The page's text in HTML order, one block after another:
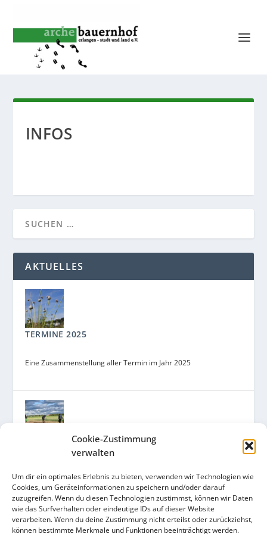
Cookie-Zustimmung
verwalten
Um dir ein optimales Erlebnis zu bieten, verwenden wir Technologien wie
Cookies, um Geräteinformationen zu speichern und/oder darauf
zuzugreifen. Wenn du diesen Technologien zustimmst, können wir Daten
wie das Surfverhalten oder eindeutige IDs auf dieser Website
verarbeiten. Wenn du deine Zustimmung nicht erteilst oder zurückziehst,
können bestimmte Merkmale und Funktionen beeinträchtigt werden.
INFOS
AKTUELLES
TERMINE 2025
Eine Zusammenstellung aller Termin im Jahr 2025
GEMEINSAM ACKERN FÜR MORGEN – URBAN
FARMING AUF DEM ZUKUNFTSACKER
Ein Kooperationsprojekt des Arche Bauernhofs und des
Umweltamts mit der Ackerpause, der Solawi und dem
Ackergarten Schaufler.